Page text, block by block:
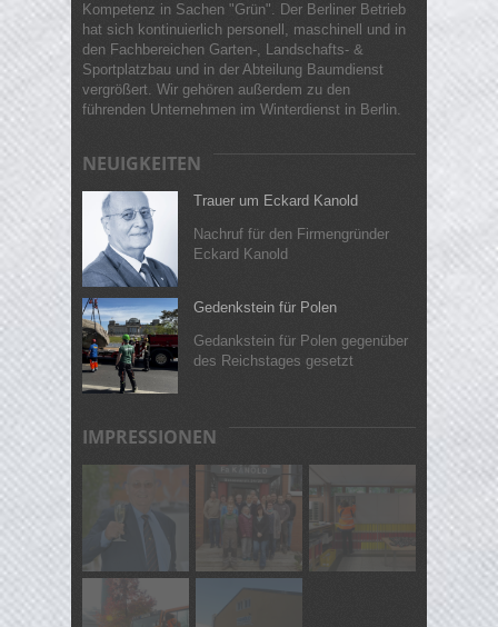
Kompetenz in Sachen "Grün". Der Berliner Betrieb
hat sich kontinuierlich personell, maschinell und in
den Fachbereichen Garten-, Landschafts- &
Sportplatzbau und in der Abteilung Baumdienst
vergrößert. Wir gehören außerdem zu den
führenden Unternehmen im Winterdienst in Berlin.
NEUIGKEITEN
Trauer um Eckard Kanold
Nachruf für den Firmengründer
Eckard Kanold
Gedenkstein für Polen
Gedankstein für Polen gegenüber
des Reichstages gesetzt
IMPRESSIONEN